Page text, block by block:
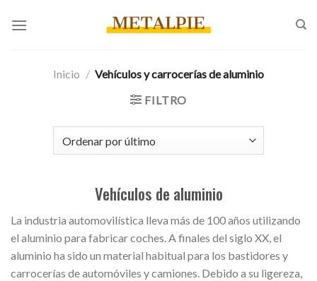
Inicio / Vehículos y carrocerías de aluminio
FILTRO
Vehículos de aluminio
La industria automovilística lleva más de 100 años utilizando
el aluminio para fabricar coches. A finales del siglo XX, el
aluminio ha sido un material habitual para los bastidores y
carrocerías de automóviles y camiones. Debido a su ligereza,